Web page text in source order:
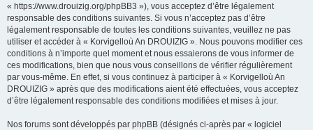
« https://www.drouizig.org/phpBB3 »), vous acceptez d’être légalement
responsable des conditions suivantes. Si vous n’acceptez pas d’être
légalement responsable de toutes les conditions suivantes, veuillez ne pas
utiliser et accéder à « Korvigelloù An DROUIZIG ». Nous pouvons modifier ces
conditions à n’importe quel moment et nous essaierons de vous informer de
ces modifications, bien que nous vous conseillons de vérifier régulièrement
par vous-même. En effet, si vous continuez à participer à « Korvigelloù An
DROUIZIG » après que des modifications aient été effectuées, vous acceptez
d’être légalement responsable des conditions modifiées et mises à jour.
Nos forums sont développés par phpBB (désignés ci-après par « logiciel